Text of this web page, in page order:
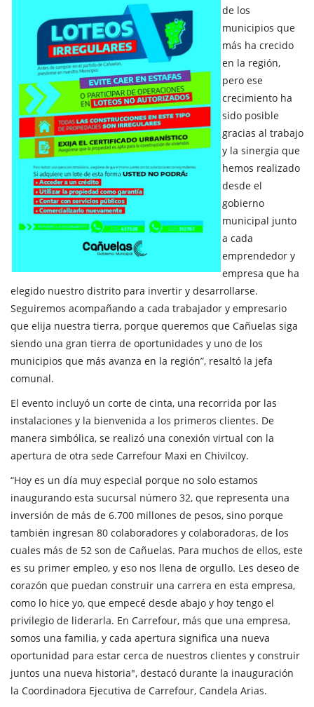
de los
municipios que
más ha crecido
en la región,
pero ese
crecimiento ha
sido posible
gracias al trabajo
y la sinergia que
hemos realizado
desde el
gobierno
municipal junto
a cada
emprendedor y
empresa que ha
elegido nuestro distrito para invertir y desarrollarse.
Seguiremos acompañando a cada trabajador y empresario
que elija nuestra tierra, porque queremos que Cañuelas siga
siendo una gran tierra de oportunidades y uno de los
municipios que más avanza en la región”, resaltó la jefa
comunal.
El evento incluyó un corte de cinta, una recorrida por las
instalaciones y la bienvenida a los primeros clientes. De
manera simbólica, se realizó una conexión virtual con la
apertura de otra sede Carrefour Maxi en Chivilcoy.
“Hoy es un día muy especial porque no solo estamos
inaugurando esta sucursal número 32, que representa una
inversión de más de 6.700 millones de pesos, sino porque
también ingresan 80 colaboradores y colaboradoras, de los
cuales más de 52 son de Cañuelas. Para muchos de ellos, este
es su primer empleo, y eso nos llena de orgullo. Les deseo de
corazón que puedan construir una carrera en esta empresa,
como lo hice yo, que empecé desde abajo y hoy tengo el
privilegio de liderarla. En Carrefour, más que una empresa,
somos una familia, y cada apertura significa una nueva
oportunidad para estar cerca de nuestros clientes y construir
juntos una nueva historia", destacó durante la inauguración
la Coordinadora Ejecutiva de Carrefour, Candela Arias.